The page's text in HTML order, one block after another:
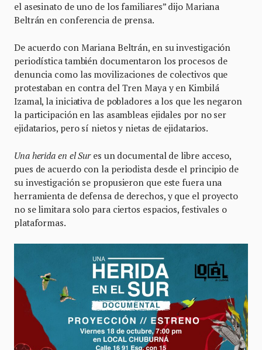
el asesinato de uno de los familiares” dijo Mariana
Beltrán en conferencia de prensa.
De acuerdo con Mariana Beltrán, en su investigación
periodística también documentaron los procesos de
denuncia como las movilizaciones de colectivos que
protestaban en contra del Tren Maya y en Kimbilá
Izamal, la iniciativa de pobladores a los que les negaron
la participación en las asambleas ejidales por no ser
ejidatarios, pero sí nietos y nietas de ejidatarios.
Una herida en el Sur es un documental de libre acceso,
pues de acuerdo con la periodista desde el principio de
su investigación se propusieron que este fuera una
herramienta de defensa de derechos, y que el proyecto
no se limitara solo para ciertos espacios, festivales o
plataformas.